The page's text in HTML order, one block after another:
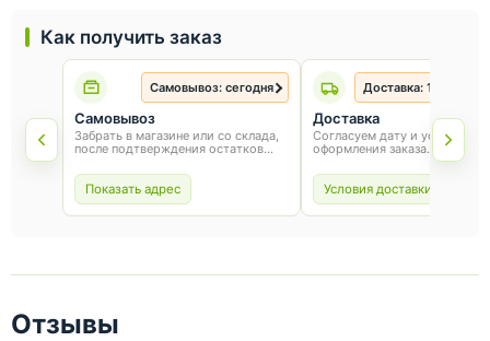
Как получить заказ
Самовывоз: сегодня
Самовывоз
Забрать в магазине или со склада,
после подтверждения остатков
Показать адрес
Доставка: 1-3
Доставка
Согласуем дату и условия
оформления заказа.
Условия доставки
Отзывы